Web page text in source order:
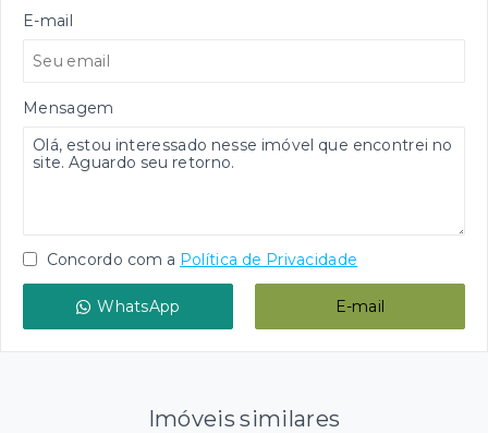
E-mail
Mensagem
Concordo com a Política de Privacidade
WhatsApp E-mail
Imóveis similares